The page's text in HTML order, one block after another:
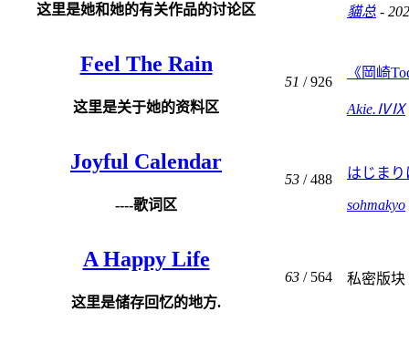
这里是她和她的有关作品的讨论区 貓总 -
Feel The Rain
这里是关于她的资料区
51 / 926
《岡崎
Akie.ⅣⅨ
Joyful Calendar
----歌词区
53 / 488 はじま
sohmakyo
A Happy Life
这里是储存回忆的地方.
63 / 564 私密版块